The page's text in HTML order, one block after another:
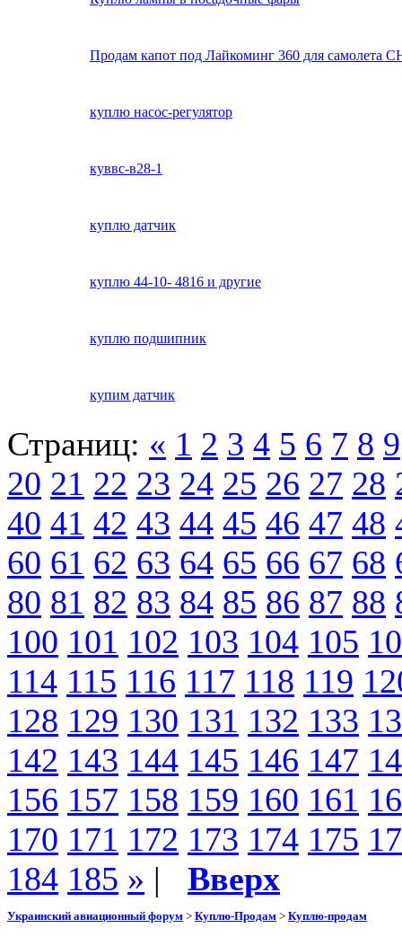
Продам капот под Лайкоминг 360 для самолета
куплю насос-регулятор
куввс-в28-1
куплю датчик
куплю 44-10- 4816 и другие
куплю подшипник
купим датчик
Страниц: « 1 2 3 4 5 6 7 8 9
20 21 22 23 24 25 26 27 28
40 41 42 43 44 45 46 47 48
60 61 62 63 64 65 66 67 68
80 81 82 83 84 85 86 87 88
100 101 102 103 104 105
114 115 116 117 118 119
128 129 130 131 132 133
142 143 144 145 146 147
156 157 158 159 160 161
170 171 172 173 174 175
184 185 » | Вверх
Украинский авиационный форум > Куплю-Продам > Куплю-продам